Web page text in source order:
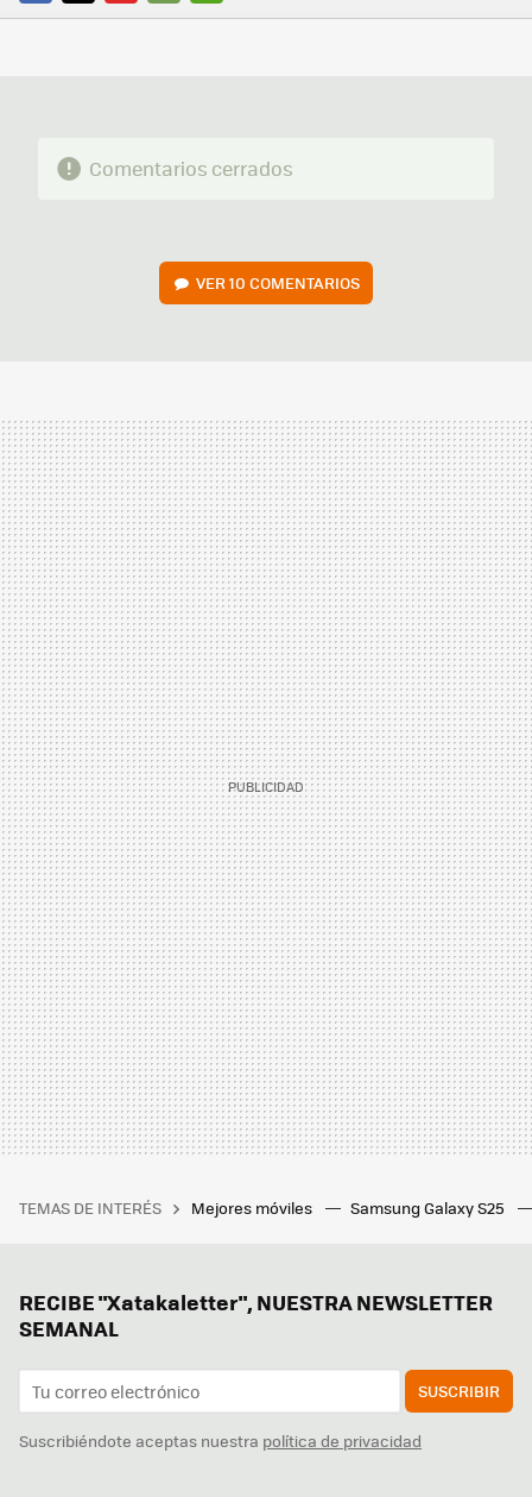
FACEBOOK
TWITTERFLIPBOARD
E-
WHATSAPP
Comentarios cerrados
VER10 COMENTARIOS
TEMAS DE INTERÉS Mejores móviles Samsung Galaxy S25
RECIBE "Xatakaletter", NUESTRA NEWSLETTER
SEMANAL
SUSCRIBIR
Suscribiéndote aceptas nuestra política de privacidad